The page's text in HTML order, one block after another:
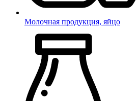
Молочная продукция, яйцо